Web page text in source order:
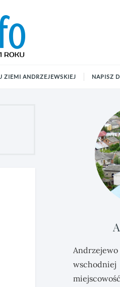
ZIEMI ANDRZEJEWSKIEJ NAPISZ
Andrzejewo